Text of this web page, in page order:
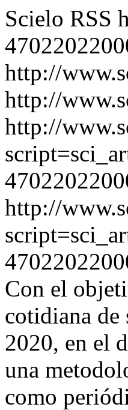
Scielo RSS
http://
http://
http://
http://
Con el
cotidiana
2020, en el
una
como